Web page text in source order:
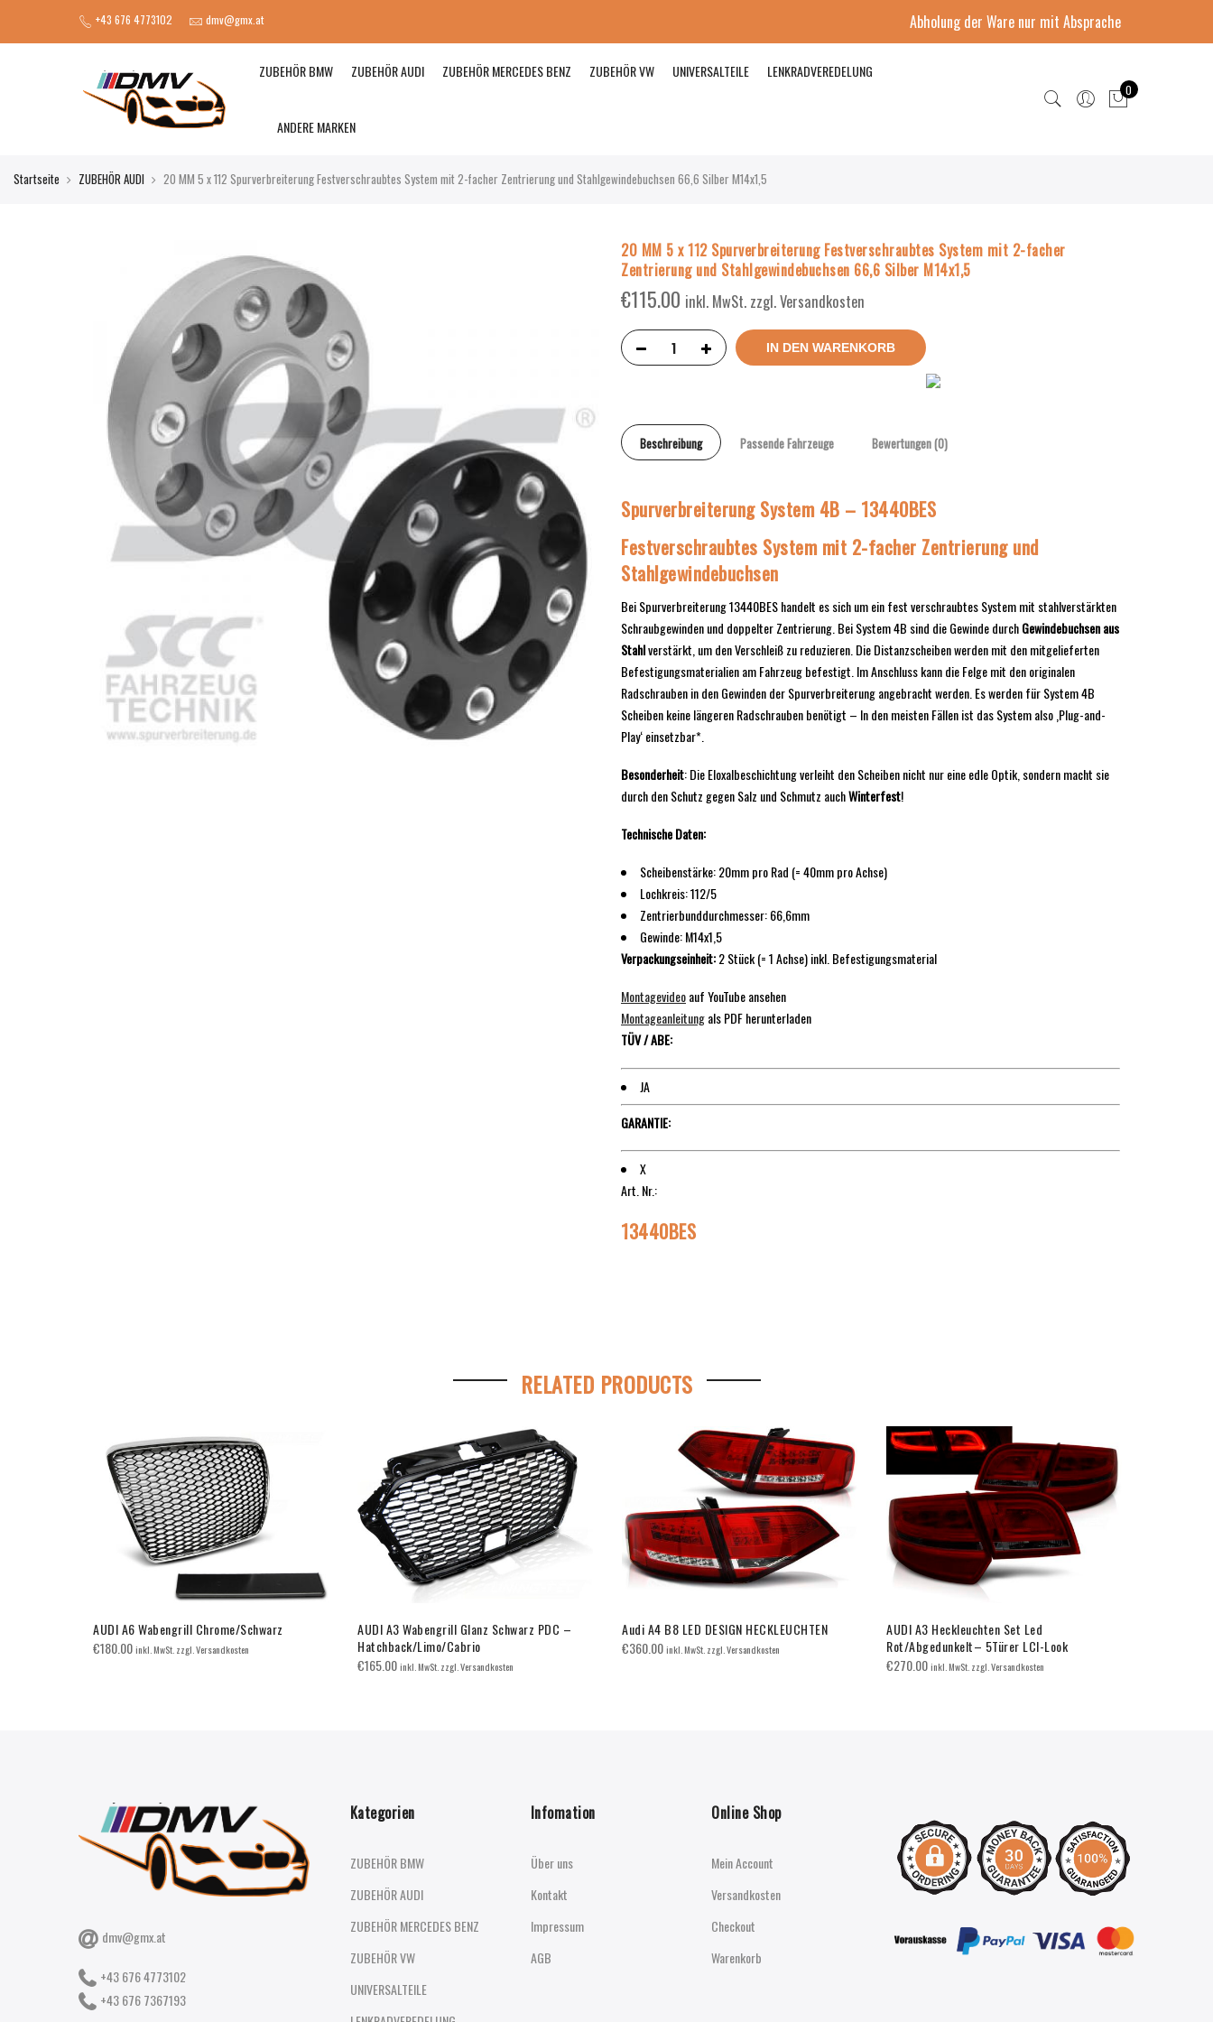
+43 676 4773102 dmv@gmx.at Abholung der Ware nur mit Absprache
ZUBEHÖR BMW ZUBEHÖR AUDI ZUBEHÖR MERCEDES BENZ ZUBEHÖR VW UNIVERSALTEILE LENKRADVEREDELUNG
ANDERE MARKEN
0
Startseite ZUBEHÖR AUDI 20 MM 5 x 112 Spurverbreiterung Festverschraubtes System mit 2-facher Zentrierung und Stahlgewindebuchsen 66,6 Silber M14x1,5
20 MM 5 x 112 Spurverbreiterung Festverschraubtes System mit 2-facher
Zentrierung und Stahlgewindebuchsen 66,6 Silber M14x1,5
€115.00 inkl. MwSt. zzgl. Versandkosten
IN DEN WARENKORB
Beschreibung Passende Fahrzeuge Bewertungen (0)
Spurverbreiterung System 4B – 13440BES
Festverschraubtes System mit 2-facher Zentrierung und
Stahlgewindebuchsen
Bei Spurverbreiterung 13440BES handelt es sich um ein fest verschraubtes System mit stahlverstärkten
Schraubgewinden und doppelter Zentrierung. Bei System 4B sind die Gewinde durchGewindebuchsen aus
Stahlverstärkt, um den Verschleiß zu reduzieren. Die Distanzscheiben werden mit den mitgelieferten
Befestigungsmaterialien am Fahrzeug befestigt. Im Anschluss kann die Felge mit den originalen
Radschrauben in den Gewinden der Spurverbreiterung angebracht werden. Es werden für System 4B
Scheiben keine längeren Radschrauben benötigt – In den meisten Fällen ist das System also ‚Plug-and-
Play‘ einsetzbar*.
Besonderheit: Die Eloxalbeschichtung verleiht den Scheiben nicht nur eine edle Optik, sondern macht sie
durch den Schutz gegen Salz und Schmutz auchWinterfest!
Technische Daten:
Scheibenstärke: 20mm pro Rad (= 40mm pro Achse)
Lochkreis: 112/5
Zentrierbunddurchmesser: 66,6mm
Gewinde: M14x1,5
Verpackungseinheit:2 Stück (= 1 Achse) inkl. Befestigungsmaterial
Montagevideoauf YouTube ansehen
Montageanleitungals PDF herunterladen
TÜV / ABE:
JA
GARANTIE:
X
Art. Nr.:
13440BES
RELATED PRODUCTS
AUDI A6 Wabengrill Chrome/Schwarz
€180.00inkl. MwSt. zzgl. Versandkosten
AUDI A3 Wabengrill Glanz Schwarz PDC –
Hatchback/Limo/Cabrio
€165.00inkl. MwSt. zzgl. Versandkosten
Audi A4 B8 LED DESIGN HECKLEUCHTEN
€360.00inkl. MwSt. zzgl. Versandkosten
AUDI A3 Heckleuchten Set Led
Rot/Abgedunkelt– 5Türer LCI-Look
€270.00inkl. MwSt. zzgl. Versandkosten
dmv@gmx.at
+43 676 4773102
+43 676 7367193
Kategorien
ZUBEHÖR BMW
ZUBEHÖR AUDI
ZUBEHÖR MERCEDES BENZ
ZUBEHÖR VW
UNIVERSALTEILE
Infomation
Über uns
Kontakt
Impressum
AGB
Online Shop
Mein Account
Versandkosten
Checkout
Warenkorb